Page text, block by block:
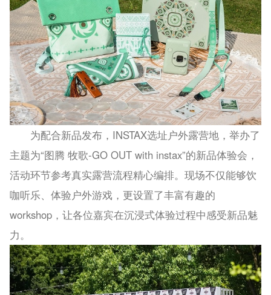
为配合新品发布，INSTAX选址户外露营地，举办了
主题为“图腾 牧歌-GO OUT with instax”的新品体验会，
活动环节参考真实露营流程精心编排。现场不仅能够饮
咖听乐、体验户外游戏，更设置了丰富有趣的
workshop，让各位嘉宾在沉浸式体验过程中感受新品魅
力。